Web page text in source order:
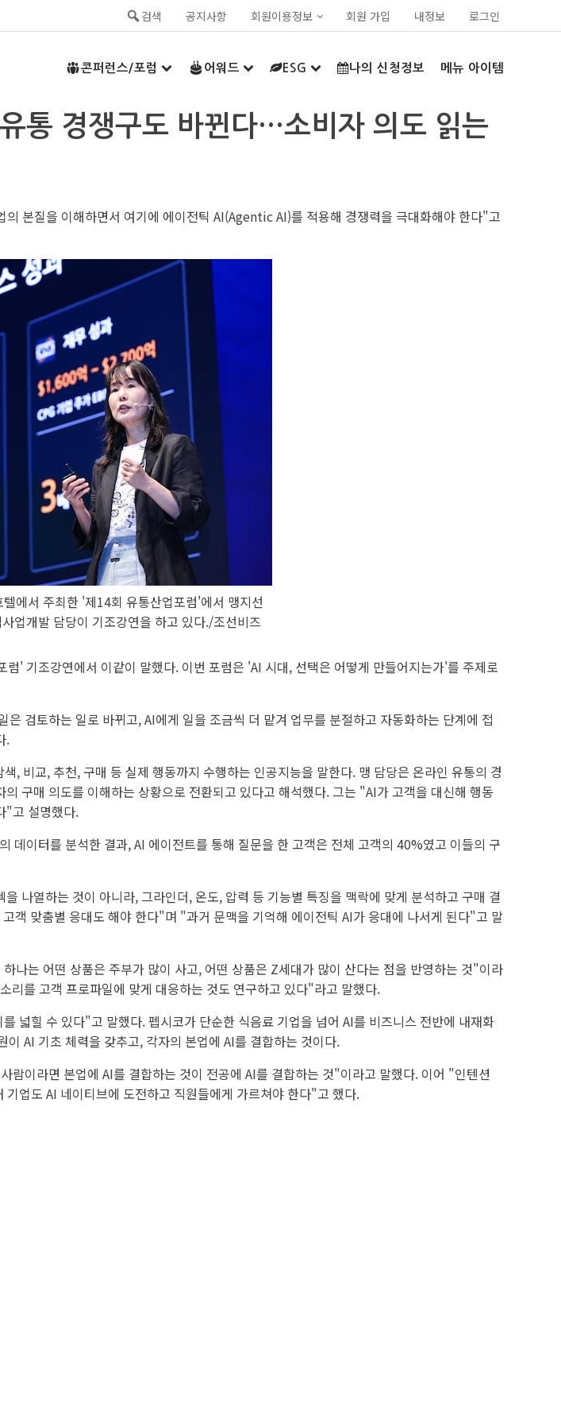
검색 공지사항 회원이용정보 회원 가입 내정보 로그인
콘퍼런스/포럼 어워드 ESG 나의 신청정보 메뉴 아이템
통 경쟁구도 바뀐다…소비자 의도 읽는
본질을 이해하면서 여기에 에이전틱 AI(Agentic AI)를 적용해 경쟁력을 극대화해야 한다"고
에서 주최한 '제14회 유통산업포럼'에서 맹지선
업개발 담당이 기조강연을 하고 있다./조선비즈
' 기조강연에서 이같이 말했다. 이번 포럼은 'AI 시대, 선택은 어떻게 만들어지는가'를 주제로
검토하는 일로 바뀌고, AI에게 일을 조금씩 더 맡겨 업무를 분절하고 자동화하는 단계에 접
.
, 비교, 추천, 구매 등 실제 행동까지 수행하는 인공지능을 말한다. 맹 담당은 온라인 유통의 경
구매 의도를 이해하는 상황으로 전환되고 있다고 해석했다. 그는 "AI가 고객을 대신해 행동
"고 설명했다.
데이터를 분석한 결과, AI 에이전트를 통해 질문을 한 고객은 전체 고객의 40%였고 이들의 구
나열하는 것이 아니라, 그라인더, 온도, 압력 등 기능별 특징을 맥락에 맞게 분석하고 구매 결
객 맞춤별 응대도 해야 한다"며 "과거 문맥을 기억해 에이전틱 AI가 응대에 나서게 된다"고 말
나는 어떤 상품은 주부가 많이 사고, 어떤 상품은 Z세대가 많이 산다는 점을 반영하는 것"이라
리를 고객 프로파일에 맞게 대응하는 것도 연구하고 있다"라고 말했다.
넓힐 수 있다"고 말했다. 펩시코가 단순한 식음료 기업을 넘어 AI를 비즈니스 전반에 내재화
AI 기초 체력을 갖추고, 각자의 본업에 AI를 결합하는 것이다.
이라면 본업에 AI를 결합하는 것이 전공에 AI를 결합하는 것"이라고 말했다. 이어 "인텐션
업도 AI 네이티브에 도전하고 직원들에게 가르쳐야 한다"고 했다.